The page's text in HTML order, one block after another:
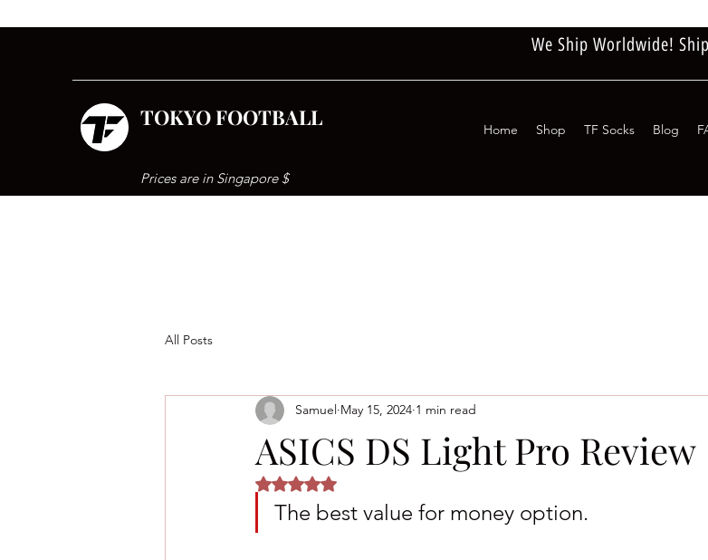
We Ship Worldwide!
TOKYO FOOTBALL
Prices are in Singapore $
Home Shop TF Socks Blog
All Posts
ASICS DS Light Pro Review
Samuel May 15, 2024 1 min read
Rated NaN out of 5 stars.
The best value for money option.